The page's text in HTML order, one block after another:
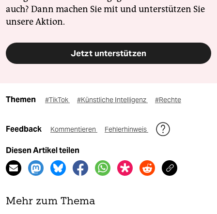
auch? Dann machen Sie mit und unterstützen Sie
unsere Aktion.
Jetzt unterstützen
Themen #TikTok #Künstliche Intelligenz #Rechte
Feedback Kommentieren Fehlerhinweis
Diesen Artikel teilen
Mehr zum Thema